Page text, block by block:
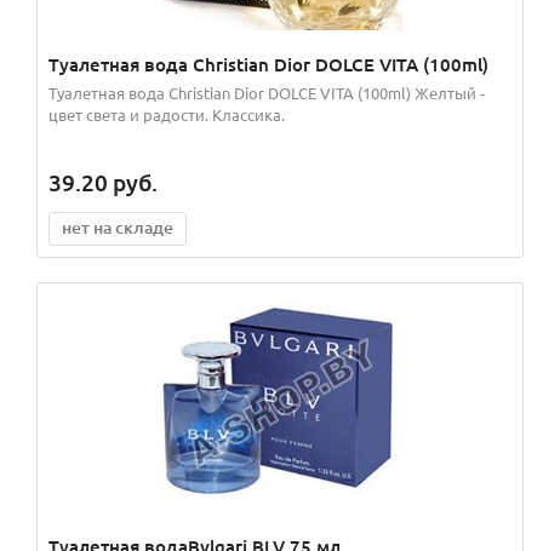
Туалетная вода Christian Dior DOLCE VITA (100ml)
Туалетная вода Christian Dior DOLCE VITA (100ml) Желтый -
цвет света и радости. Классика.
39.20 руб.
нет на складе